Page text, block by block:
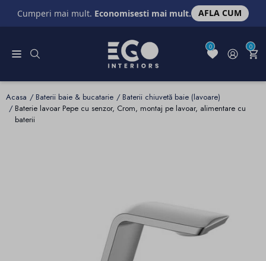
Cumperi mai mult. Economisesti mai mult. AFLA CUM
0 0
Acasa Baterii baie & bucatarie
Baterii chiuvetă baie (lavoare)
Baterie lavoar Pepe cu senzor, Crom, montaj pe lavoar, alimentare cu
baterii